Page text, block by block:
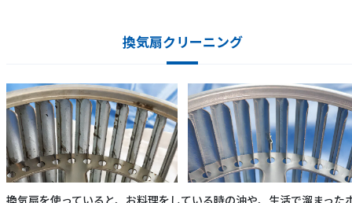
換気扇クリーニング
換気扇を使っていると、お料理をしている時の油や、生活で溜まった